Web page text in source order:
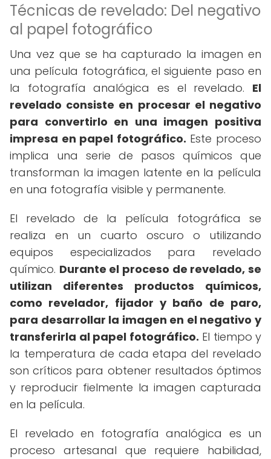
Técnicas de revelado: Del negativo
al papel fotográfico
Una vez que se ha capturado la imagen en
una película fotográfica, el siguiente paso en
la fotografía analógica es el revelado. El
revelado consiste en procesar el negativo
para convertirlo en una imagen positiva
impresa en papel fotográfico. Este proceso
implica una serie de pasos químicos que
transforman la imagen latente en la película
en una fotografía visible y permanente.
El revelado de la película fotográfica se
realiza en un cuarto oscuro o utilizando
equipos especializados para revelado
químico. Durante el proceso de revelado, se
utilizan diferentes productos químicos,
como revelador, fijador y baño de paro,
para desarrollar la imagen en el negativo y
transferirla al papel fotográfico. El tiempo y
la temperatura de cada etapa del revelado
son críticos para obtener resultados óptimos
y reproducir fielmente la imagen capturada
en la película.
El revelado en fotografía analógica es un
proceso artesanal que requiere habilidad,